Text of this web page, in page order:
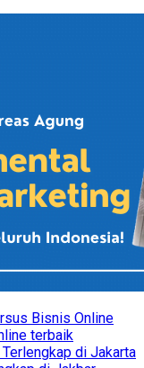
Bisnis Online
terbaik
di Jakarta